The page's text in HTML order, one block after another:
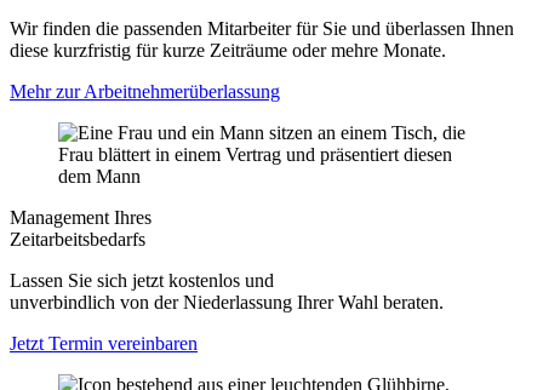
Wir finden die passenden Mitarbeiter für Sie und überlassen Ihnen
diese kurzfristig für kurze Zeiträume oder mehre Monate.
Mehr zur Arbeitnehmerüberlassung
Management Ihres
Zeitarbeitsbedarfs
Lassen Sie sich jetzt kostenlos und
unverbindlich von der Niederlassung Ihrer Wahl beraten.
Jetzt Termin vereinbaren